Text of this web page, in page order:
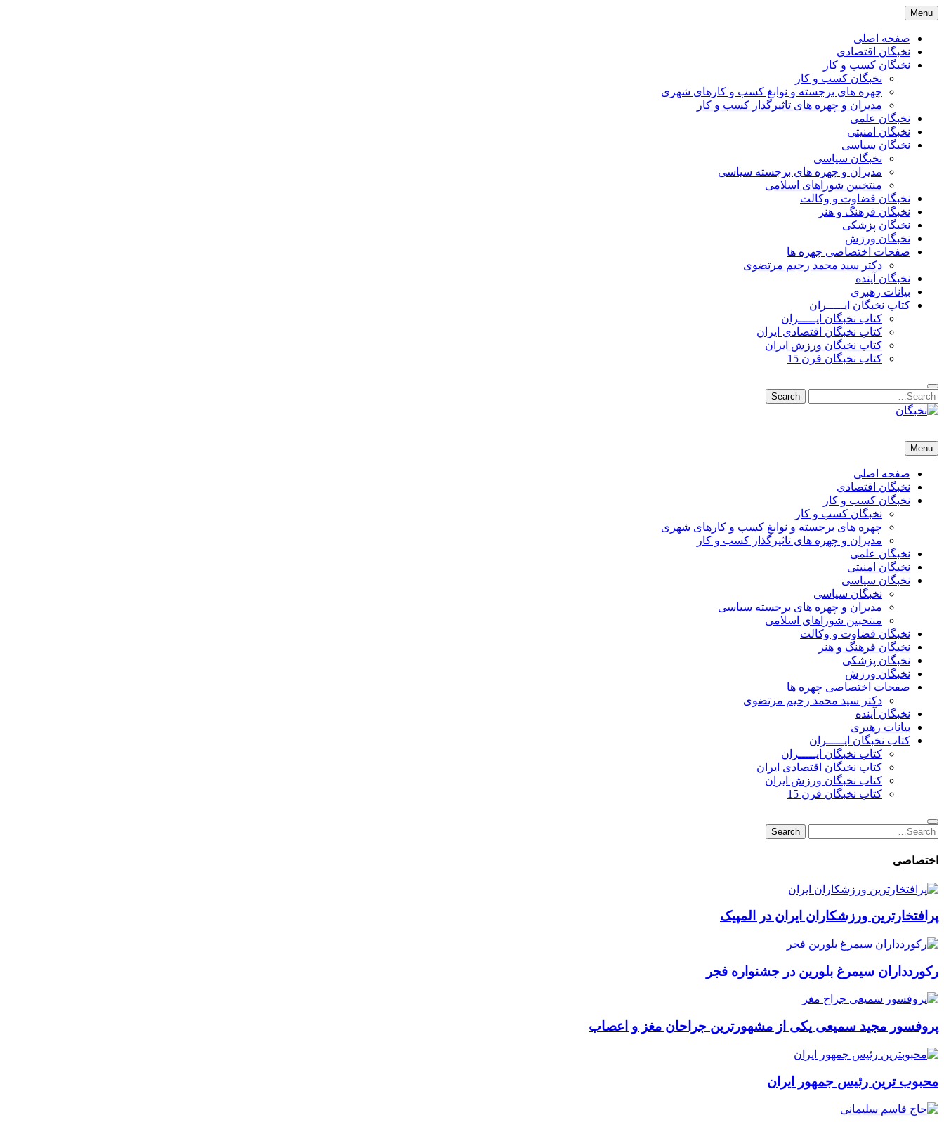
Skip
to
content
Menu
صفحه اصلی
نخبگان اقتصادی
نخبگان کسب و کار
نخبگان کسب و کار
چهره های برجسته و نوابغ کسب و کارهای شهری
مدیران و چهره های تاثیرگذار کسب و کار
نخبگان علمی
نخبگان امنیتی
نخبگان سیاسی
نخبگان سیاسی
مدیران و چهره های برجسته سیاسی
منتخبین شوراهای اسلامی
نخبگان قضاوت و وکالت
نخبگان فرهنگ و هنر
نخبگان پزشکی
نخبگان ورزش
صفحات اختصاصی چهره ها
دکتر سید محمد رحیم مرتضوی
نخبگان آینده
بیانات رهبری
کتاب نخبگان ایـــــران
کتاب نخبگان ایـــــران
کتاب نخبگان اقتصادی ایران
کتاب نخبگان ورزش ایران
کتاب نخبگان قرن 15
Search
for:
Search
نخبگان تایمز/ کتاب نخبگان + پورتال رسمی کتاب نخبگان ایران – کتاب نخبگان اقتصادی ایران – کتاب نخبگان قرن 15 – کتاب نخبگان ورزش ایران – کتاب نخبگان کسب و کار ایران – کتاب نخبگان ایران
Menu
صفحه اصلی
نخبگان اقتصادی
نخبگان کسب و کار
نخبگان کسب و کار
چهره های برجسته و نوابغ کسب و کارهای شهری
مدیران و چهره های تاثیرگذار کسب و کار
نخبگان علمی
نخبگان امنیتی
نخبگان سیاسی
نخبگان سیاسی
مدیران و چهره های برجسته سیاسی
منتخبین شوراهای اسلامی
نخبگان قضاوت و وکالت
نخبگان فرهنگ و هنر
نخبگان پزشکی
نخبگان ورزش
صفحات اختصاصی چهره ها
دکتر سید محمد رحیم مرتضوی
نخبگان آینده
بیانات رهبری
کتاب نخبگان ایـــــران
کتاب نخبگان ایـــــران
کتاب نخبگان اقتصادی ایران
کتاب نخبگان ورزش ایران
کتاب نخبگان قرن 15
Search
for:
Search
اختصاصی
پرافتخارترین ورزشکاران ایران در المپیک
رکوردداران سیمرغ بلورین در جشنواره فجر
پروفسور مجید سمیعی یکی از مشهورترین جراحان مغز و اعصاب
محبوب ترین رئیس جمهور ایران